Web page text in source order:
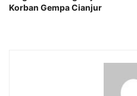
Korban Gempa Cianjur